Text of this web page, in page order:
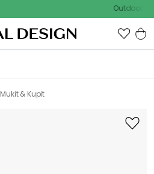
Outdoor Sale -
Mukit & Kupit